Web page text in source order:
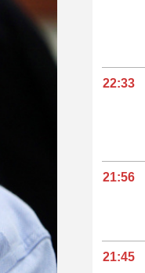
22:33
21:56
21:45